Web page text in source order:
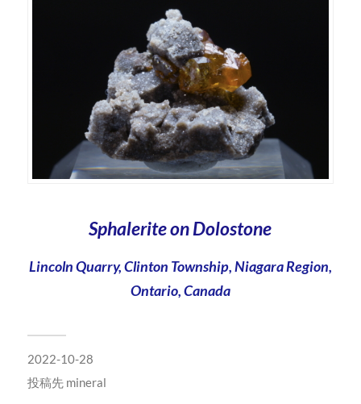
Sphalerite on Dolostone
Lincoln Quarry, Clinton Township, Niagara Region,
Ontario, Canada
2022-10-28
投稿先 mineral